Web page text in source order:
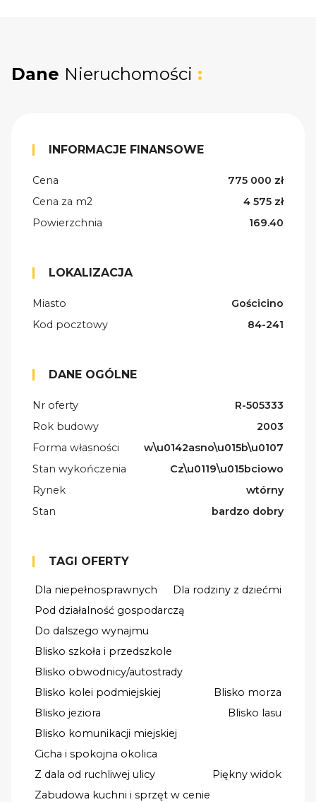
Dane Nieruchomości :
INFORMACJE FINANSOWE
Cena
775 000 zł
Cena za m2
4 575 zł
Powierzchnia
169.40
LOKALIZACJA
Miasto
Gościcino
Kod pocztowy
84-241
DANE OGÓLNE
Nr oferty
R-505333
Rok budowy
2003
Forma własności
w\u0142asno\u015b\u0107
Stan wykończenia
Cz\u0119\u015bciowo
Rynek
wtórny
Stan
bardzo dobry
TAGI OFERTY
Dla niepełnosprawnych
Dla rodziny z dziećmi
Pod działalność gospodarczą
Do dalszego wynajmu
Blisko szkoła i przedszkole
Blisko obwodnicy/autostrady
Blisko kolei podmiejskiej
Blisko morza
Blisko jeziora
Blisko lasu
Blisko komunikacji miejskiej
Cicha i spokojna okolica
Z dala od ruchliwej ulicy
Piękny widok
Zabudowa kuchni i sprzęt w cenie